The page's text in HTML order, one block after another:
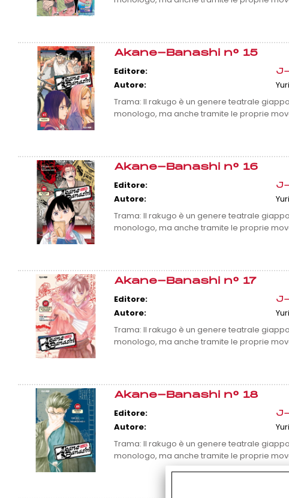
Akane-Banashi n° 15
Editore:
Autore:
Trama: Il rakugo è un genere teatrale
monologo, ma anche tramite le proprie
Akane-Banashi n° 16
Editore:
Autore:
Trama: Il rakugo è un genere teatrale
monologo, ma anche tramite le proprie
Akane-Banashi n° 17
Editore:
Autore:
Trama: Il rakugo è un genere teatrale
monologo, ma anche tramite le proprie
Akane-Banashi n° 18
Editore:
Autore:
Trama: Il rakugo è un genere teatrale
monologo, ma anche tramite le proprie